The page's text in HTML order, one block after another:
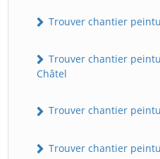
Trouver chantier
Trouver chantier
Châtel
Trouver chantier
Trouver chantier